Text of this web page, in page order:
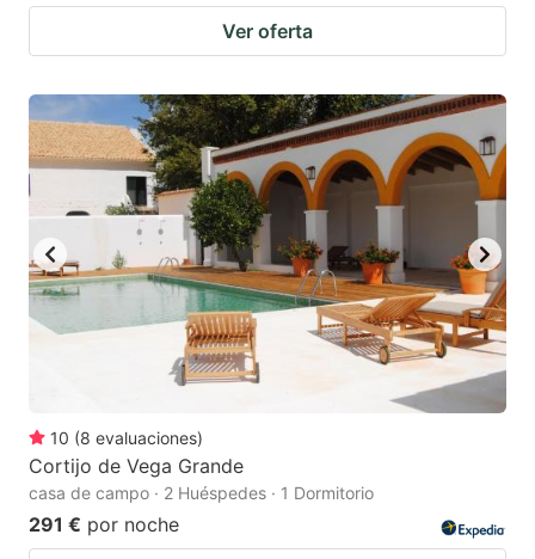
Ver oferta
10 (8 evaluaciones)
Cortijo de Vega Grande
casa de campo · 2 Huéspedes · 1 Dormitorio
291 € por noche